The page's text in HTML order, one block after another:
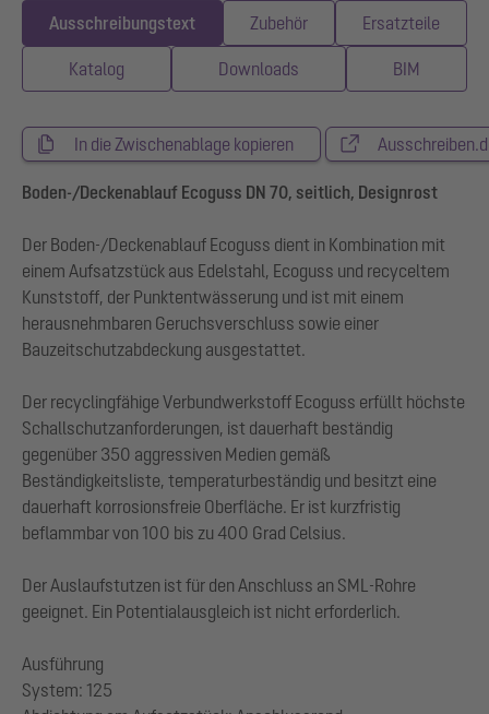
Ausschreibungstext Zubehör Ersatzteile
Katalog Downloads BIM
In die Zwischenablage kopieren
Boden-/Deckenablauf Ecoguss DN 70, seitlich, Designrost
Der Boden-/Deckenablauf Ecoguss dient in Kombination mit
einem Aufsatzstück aus Edelstahl, Ecoguss und recyceltem
Kunststoff, der Punktentwässerung und ist mit einem
herausnehmbaren Geruchsverschluss sowie einer
Bauzeitschutzabdeckung ausgestattet.
Der recyclingfähige Verbundwerkstoff Ecoguss erfüllt höchste
Schallschutzanforderungen, ist dauerhaft beständig
gegenüber 350 aggressiven Medien gemäß
Beständigkeitsliste, temperaturbeständig und besitzt eine
dauerhaft korrosionsfreie Oberfläche. Er ist kurzfristig
beflammbar von 100 bis zu 400 Grad Celsius.
Der Auslaufstutzen ist für den Anschluss an SML-Rohre
geeignet. Ein Potentialausgleich ist nicht erforderlich.
Ausführung
System: 125